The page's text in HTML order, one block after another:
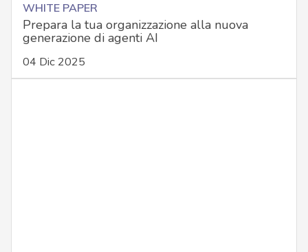
WHITE PAPER
Prepara la tua organizzazione alla nuova
generazione di agenti AI
04 Dic 2025